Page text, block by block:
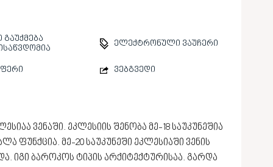
გაუქმება
ელექტრონული ვაუჩერი
ვებგვედი
ვენაში. ეკლესიის შენობა მე-18 საუკუნეშია
ფუნქცია. მე-20 საუკუნეში ეკლესიაში ვენის
იგი ბაროკოს ტიპის არქიტექტურისაა. გარდა